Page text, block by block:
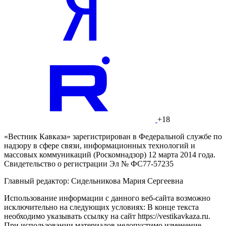
+18
«Вестник Кавказа» зарегистрирован в Федеральной службе по
надзору в сфере связи, информационных технологий и
массовых коммуникаций (Роскомнадзор) 12 марта 2014 года.
Свидетельство о регистрации Эл № ФС77-57235
Главный редактор: Сидельникова Мария Сергеевна
Использование информации с данного веб-сайта возможно
исключительно на следующих условиях: В конце текста
необходимо указывать ссылку на сайт https://vestikavkaza.ru.